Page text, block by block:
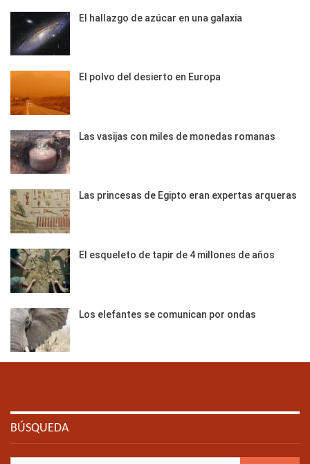
El hallazgo de azúcar en una galaxia
El polvo del desierto en Europa
Las vasijas con miles de monedas romanas
Las princesas de Egipto eran expertas arqueras
El esqueleto de tapir de 4 millones de años
Los elefantes se comunican por ondas
BÚSQUEDA